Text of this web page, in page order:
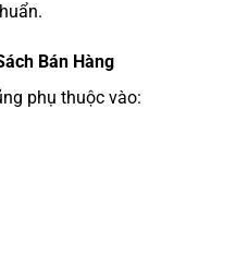
Bán Hàng
phụ thuộc vào: